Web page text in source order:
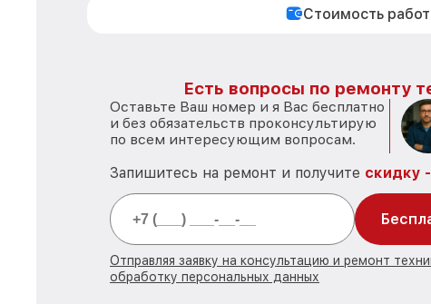
Стоимость работ
Есть вопросы по ремонту
Оставьте Ваш номер и я Вас бесплатно
и без обязательств проконсультирую
по всем интересующим вопросам.
Запишитесь на ремонт и получите скидку
Отправляя заявку на консультацию и ремонт
обработку персональных данных